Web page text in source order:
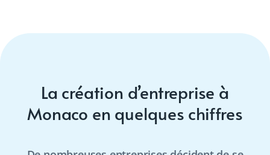
La création d’entreprise à
Monaco en quelques chiffres